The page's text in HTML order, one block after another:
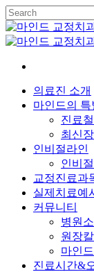
Skip
to
main
content
Close
Search
Menu
의료진 소개
마인드의 특
진료
최신
인비절라인
인비
교정진료과
실제치료예
커뮤니티
병원
원장
마인
진료시간&